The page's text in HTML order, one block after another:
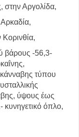
στην Αργολίδα,
βάρους -56,3-
τύπου
ύψους έως
κυνηγετικό όπλο,